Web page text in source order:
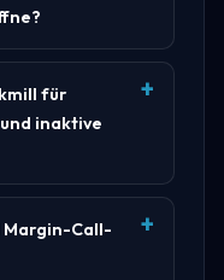
für
inaktive
Margin-Call-